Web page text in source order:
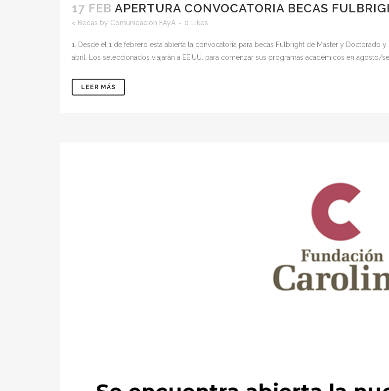
17 FEB APERTURA CONVOCATORIA BECAS
< Becas by Comunicación FAyA 0 Likes
1. Desde el 1 de febrero está abierta la convocatoria para becas Fulbright de Master y Doctorado
abril. Los seleccionados viajarán a EE.UU. para comenzar sus programas académicos en agosto/
LEER MÁS